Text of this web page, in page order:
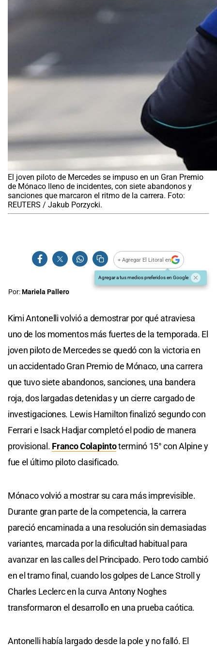
El joven piloto de Mercedes se impuso en un Gran Premio
de Mónaco lleno de incidentes, con siete abandonos y
sanciones que marcaron el ritmo de la carrera. Foto:
REUTERS / Jakub Porzycki.
+ Agregar El Litoral en
Agregar a tus medios preferidos en Google
Por:Mariela Pallero
Kimi Antonelli volvió a demostrar por qué atraviesa
uno de los momentos más fuertes de la temporada. El
joven piloto de Mercedes se quedó con la victoria en
un accidentado Gran Premio de Mónaco, una carrera
que tuvo siete abandonos, sanciones, una bandera
roja, dos largadas detenidas y un cierre cargado de
investigaciones. Lewis Hamilton finalizó segundo con
Ferrari e Isack Hadjar completó el podio de manera
provisional. Franco Colapintoterminó 15° con Alpine y
fue el último piloto clasificado.
Mónaco volvió a mostrar su cara más imprevisible.
Durante gran parte de la competencia, la carrera
pareció encaminada a una resolución sin demasiadas
variantes, marcada por la dificultad habitual para
avanzar en las calles del Principado. Pero todo cambió
en el tramo final, cuando los golpes de Lance Stroll y
Charles Leclerc en la curva Antony Noghes
transformaron el desarrollo en una prueba caótica.
Antonelli había largado desde la pole y no falló. El